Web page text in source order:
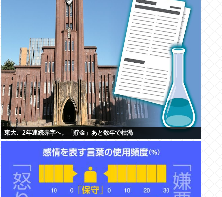
東大、2年連続赤字へ。「貯金」あと数年で枯渇